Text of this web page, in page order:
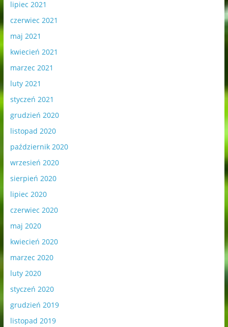
lipiec 2021
czerwiec 2021
maj 2021
kwiecień 2021
marzec 2021
luty 2021
styczeń 2021
grudzień 2020
listopad 2020
październik 2020
wrzesień 2020
sierpień 2020
lipiec 2020
czerwiec 2020
maj 2020
kwiecień 2020
marzec 2020
luty 2020
styczeń 2020
grudzień 2019
listopad 2019